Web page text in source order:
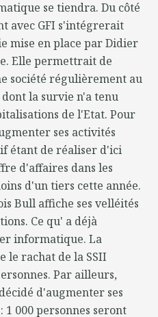
se tiendra. Du côté
avec GFI s'intégrerait
mise en place par Didier
Elle permettrait de
société régulièrement au
la survie n'a tenu
de l'Etat. Pour
ses activités
étant de réaliser d'ici
d'affaires dans les
d'un tiers cette année.
Bull affiche ses velléités
Ce qu' a déjà
informatique. La
le rachat de la SSII
Par ailleurs,
d'augmenter ses
1 000 personnes seront